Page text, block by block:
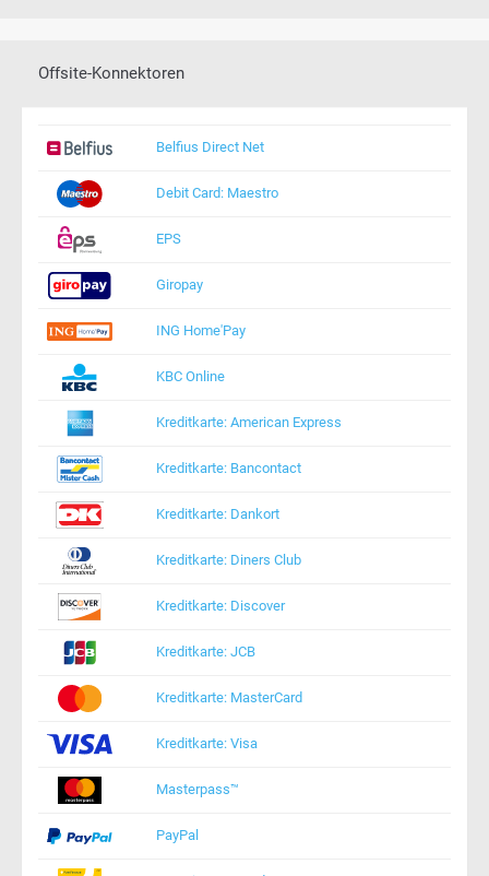
Offsite-Konnektoren
Belfius Direct Net
Debit Card: Maestro
EPS
Giropay
ING Home'Pay
KBC Online
Kreditkarte: American Express
Kreditkarte: Bancontact
Kreditkarte: Dankort
Kreditkarte: Diners Club
Kreditkarte: Discover
Kreditkarte: JCB
Kreditkarte: MasterCard
Kreditkarte: Visa
Masterpass™
PayPal